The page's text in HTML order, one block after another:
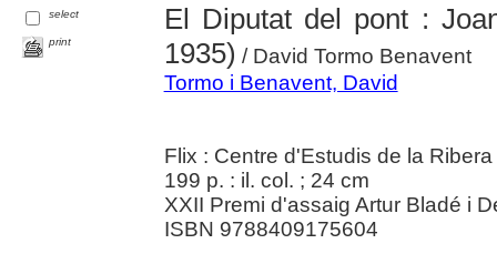
select
print
El Diputat del pont :
1935) / David Tormo Benavent
Tormo i Benavent, David
Flix : Centre d'Estudis de la
199 p. : il. col. ; 24 cm
XXII Premi d'assaig Artur Bladé i
ISBN 9788409175604